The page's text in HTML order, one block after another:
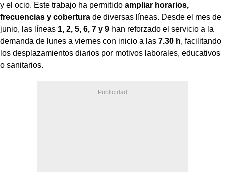
y el ocio. Este trabajo ha permitido ampliar horarios,
frecuencias y cobertura de diversas líneas. Desde el mes de
junio, las líneas 1, 2, 5, 6, 7 y 9 han reforzado el servicio a la
demanda de lunes a viernes con inicio a las 7.30 h, facilitando
los desplazamientos diarios por motivos laborales, educativos
o sanitarios.